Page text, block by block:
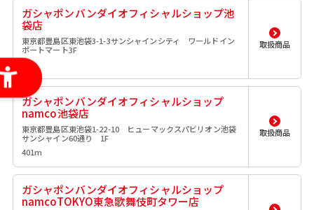
ガシャポンバンダイオフィシャルショップ池
袋店
東京都豊島区東池袋3-1-3サンシャインシティ ワールドイン
ポートマート3F
0m
取扱商品
ガシャポンバンダイオフィシャルショップ
namco池袋店
東京都豊島区東池袋1-22-10 ヒューマックスパビリオン池袋
サンシャイン60通り 1F
401m
取扱商品
ガシャポンバンダイオフィシャルショップ
namcoTOKYO東急歌舞伎町タワー店